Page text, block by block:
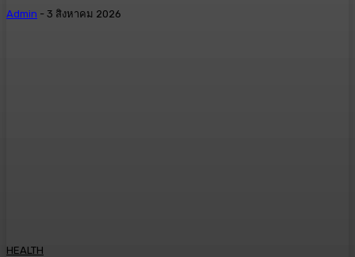
Admin - 3 สิงหาคม 2026
HEALTH